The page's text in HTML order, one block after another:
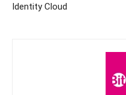
Identity Cloud